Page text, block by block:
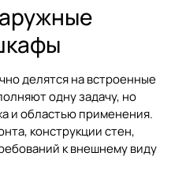
делятся на встроенные
одну задачу, но
и областью применения.
конструкции стен,
к внешнему виду